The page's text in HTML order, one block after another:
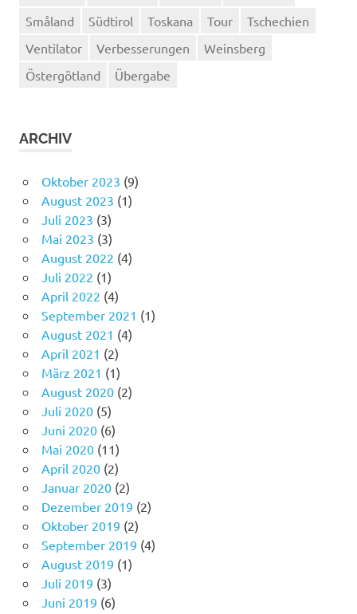
Småland
Südtirol Toskana Tour
Tschechien
Ventilator
Verbesserungen
Weinsberg
Östergötland
Übergabe
ARCHIV
Oktober 2023 (9)
August 2023 (1)
Juli 2023 (3)
Mai 2023 (3)
August 2022 (4)
Juli 2022 (1)
April 2022 (4)
September 2021 (1)
August 2021 (4)
April 2021 (2)
März 2021 (1)
August 2020(2)
Juli 2020(5)
Juni 2020(6)
Mai 2020(11)
April 2020(2)
Januar 2020(2)
Dezember 2019 (2)
Oktober 2019 (2)
September 2019 (4)
August 2019 (1)
Juli 2019 (3)
Juni 2019 (6)